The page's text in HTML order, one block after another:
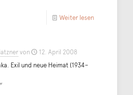
Weiter lesen
von
12. April 2008
Exil und neue Heimat (1934–